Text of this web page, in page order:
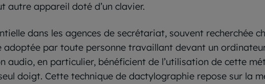
autre appareil doté d’un clavier.
dans les agences de secrétariat, souvent recherchée
adoptée par toute personne travaillant devant un
en particulier, bénéficient de l’utilisation de cette
doigt. Cette technique de dactylographie repose sur la